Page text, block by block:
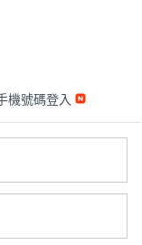
機號碼登入